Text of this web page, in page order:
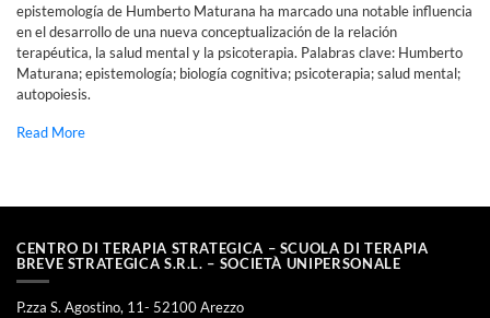
epistemología de Humberto Maturana ha marcado una notable influencia
en el desarrollo de una nueva conceptualización de la relación
terapéutica, la salud mental y la psicoterapia. Palabras clave: Humberto
Maturana; epistemología; biología cognitiva; psicoterapia; salud mental;
autopoiesis.
Read More
CENTRO DI TERAPIA STRATEGICA – SCUOLA DI TERAPIA
BREVE STRATEGICA S.R.L. – SOCIETÀ UNIPERSONALE
P.zza S. Agostino, 11- 52100 Arezzo